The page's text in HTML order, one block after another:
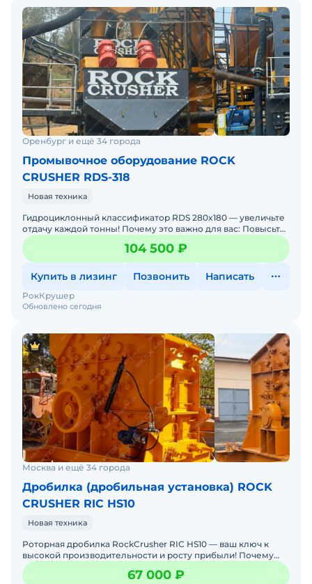
Оренбург и ещё 34 города
Промывочное оборудование ROCK
CRUSHER RDS-318
Новая техника
Гидроциклонный классификатор RDS 280x180 — увеличьте
отдачу каждой тонны! Почему это важно для вас: Повысьте
прибыль благодаря качественной технике прям
104 500 ₽
Купить в лизинг Позвонить Написать
Обновлено сегодня
РокКрушер
Москва и ещё 34 города
Дробилка (дробильная установка) ROCK
CRUSHER RIC HS10
Новая техника
Роторная дробилка RockCrusher RIC HS10 — ваш ключ к
высокой производительности и росту прибыли! Почему
выбирают нас: • Мощность 90 кВт — легк
67 000 ₽